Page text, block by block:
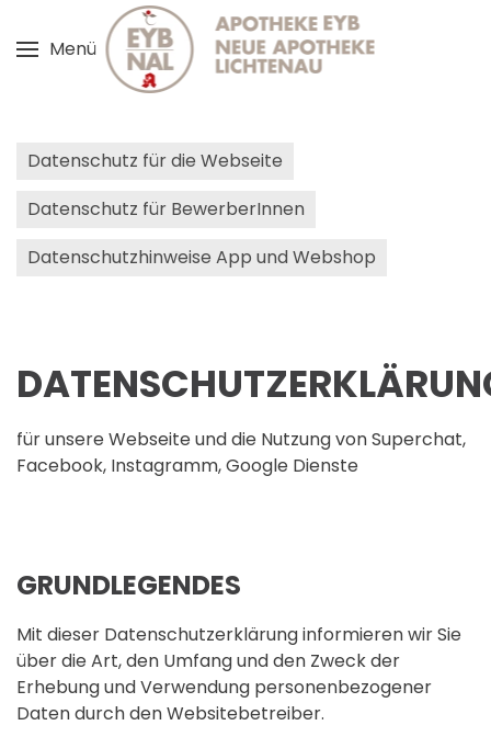
Zum Hauptinhalt springen
Menü
Datenschutz für die Webseite
Datenschutz für BewerberInnen
Datenschutzhinweise App und Webshop
für unsere Webseite und die Nutzung von Superchat,
Facebook, Instagramm, Google Dienste
GRUNDLEGENDES
Mit dieser Datenschutzerklärung informieren wir Sie
über die Art, den Umfang und den Zweck der
Erhebung und Verwendung personenbezogener
Daten durch den Websitebetreiber.